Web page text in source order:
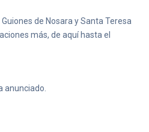
de Nosara y Santa Teresa
más, de aquí hasta el
anunciado.